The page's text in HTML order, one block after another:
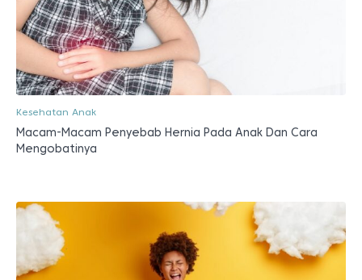
Kesehatan Anak
Macam-Macam Penyebab Hernia Pada Anak Dan Cara
Mengobatinya